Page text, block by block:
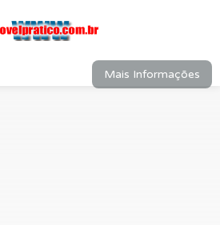
Mais Informações